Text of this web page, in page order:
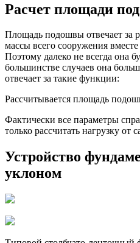
Расчет площади
Площадь подошвы отвечает за
массы всего сооружения
Поэтому далеко не всегда она
большинстве случаев она
отвечает за такие функции:
Рассчитывается площадь
Фактически все параметры
только рассчитать нагрузку от
Устройство
уклоном